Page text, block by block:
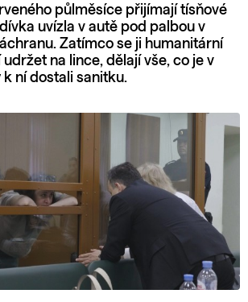
půlměsíce přijímají tísňové
uvízla v autě pod palbou v
Zatímco se ji humanitární
na lince, dělají vše, co je v
k ní dostali sanitku.